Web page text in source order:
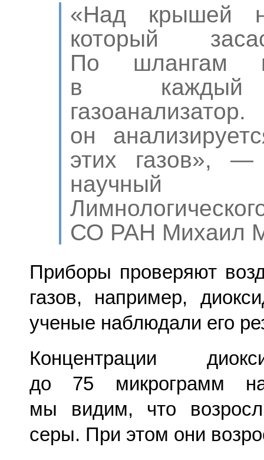
«Над крышей
который
По шлангам
в каждый
он
этих газов», —
научный
СО РАН Михаил
Приборы проверяют
газов, например,
ученые наблюдали его
Концентрации
до 75 микрограмм
мы видим, что
серы. При этом они